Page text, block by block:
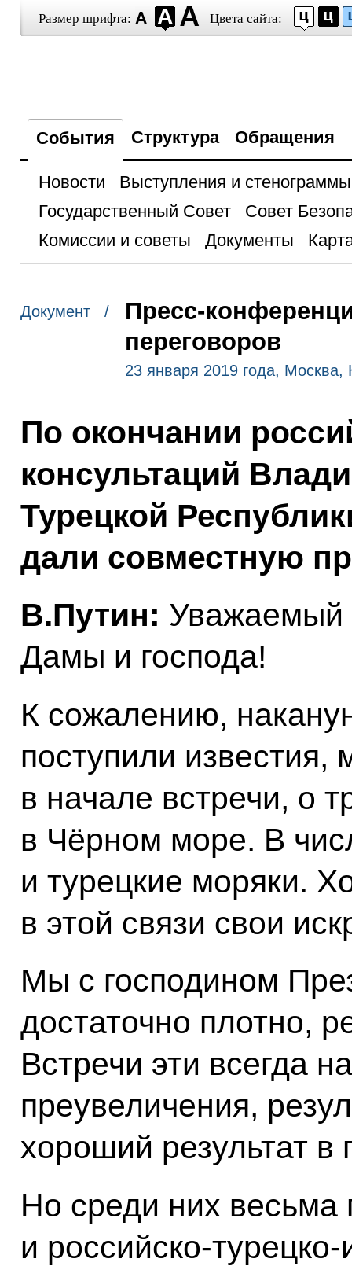
Размер шрифта: Цвета сайта:
События Структура Обращения
Новости
Выступления и стенограммы
Государственный Совет
Совет
Комиссии и советы
Документы
Документ /
Пресс-
переговоров
23 января 2019 года, Москва,
По окончании
консультаций
Турецкой
дали совместную
В.Путин: Уважаемый
Дамы и господа!
К сожалению,
поступили
в начале встречи, о
в Чёрном море. В
и турецкие моряки.
в этой связи свои
Мы с господином
достаточно плотно,
Встречи эти всегда
преувеличения,
хороший результат в
Но среди них
и российско-